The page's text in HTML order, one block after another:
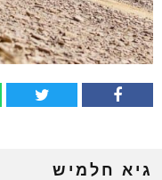
גיא חלמיש